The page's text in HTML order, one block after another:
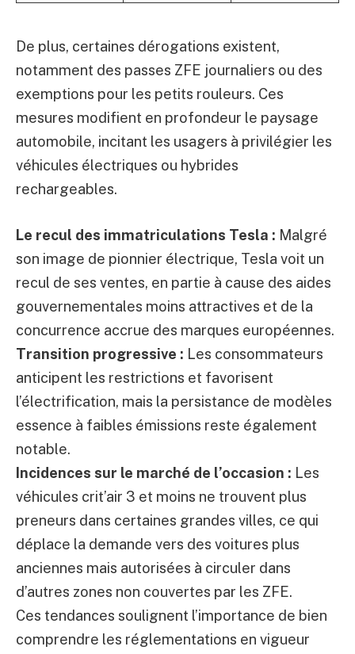
De plus, certaines dérogations existent,
notamment des passes ZFE journaliers ou des
exemptions pour les petits rouleurs. Ces
mesures modifient en profondeur le paysage
automobile, incitant les usagers à privilégier les
véhicules électriques ou hybrides
rechargeables.
Le recul des immatriculations Tesla : Malgré
son image de pionnier électrique, Tesla voit un
recul de ses ventes, en partie à cause des aides
gouvernementales moins attractives et de la
concurrence accrue des marques européennes.
Transition progressive : Les consommateurs
anticipent les restrictions et favorisent
l’électrification, mais la persistance de modèles
essence à faibles émissions reste également
notable.
Incidences sur le marché de l’occasion : Les
véhicules crit’air 3 et moins ne trouvent plus
preneurs dans certaines grandes villes, ce qui
déplace la demande vers des voitures plus
anciennes mais autorisées à circuler dans
d’autres zones non couvertes par les ZFE.
Ces tendances soulignent l’importance de bien
comprendre les réglementations en vigueur